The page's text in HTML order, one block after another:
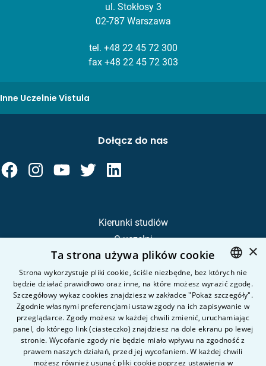
ul. Stokłosy 3
02-787 Warszawa
tel. +48 22 45 72 300
fax +48 22 45 72 303
Inne Uczelnie Vistula
Kierunki studiów
O uczelni
Kandydat
Student
Nauka i badania
Intranet
Pytania i odpowiedzi
Dołącz do nas
POLISH
ENGLISH
×
Ta strona używa plików cookie
Strona wykorzystuje pliki cookie, ściśle niezbędne, bez których nie
będzie działać prawidłowo oraz inne, na które możesz wyrazić zgodę.
Szczegółowy wykaz cookies znajdziesz w zakładce "Pokaż szczegóły".
Zgodnie własnymi preferencjami ustaw zgody na ich zapisywanie w
przeglądarce. Zgody możesz w każdej chwili zmienić, uruchamiając
panel, do którego link (ciasteczko) znajdziesz na dole ekranu po lewej
stronie. Wycofanie zgody nie będzie miało wpływu na zgodność z
prawem naszych działań, przed jej wycofaniem. W każdej chwili
możesz również usunąć pliki cookie poprzez ustawienia w